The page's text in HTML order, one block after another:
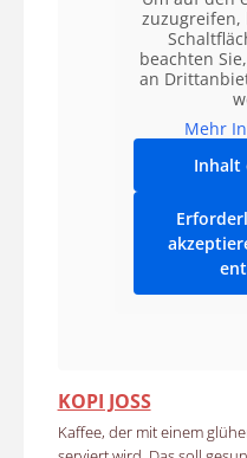
zuzugreifen,
beachten
an
Mehr
Inhalt
KOPI JOSS
Kaffee, der mit einem